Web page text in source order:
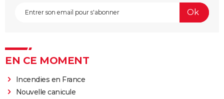
EN CE MOMENT
Incendies en France
Nouvelle canicule